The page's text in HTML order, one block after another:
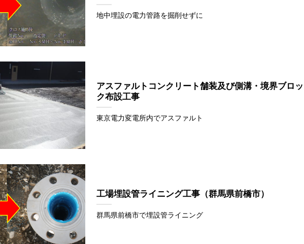
地中埋設の電力管路を掘削せずに
アスファルトコンクリート舗装及び側溝・境界ブロッ
ク布設工事
東京電力変電所内でアスファルト
工場埋設管ライニング工事（群馬県前橋市）
群馬県前橋市で埋設管ライニング